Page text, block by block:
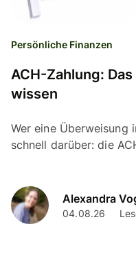
Persönliche Finanzen
ACH-Zahlung:
wissen
Wer eine Überweisung
schnell darüber: die
Alexandra
04.08.26